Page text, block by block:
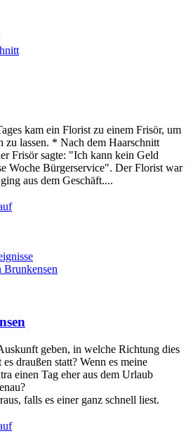
kam ein Florist zu einem Frisör, um
zu lassen. * Nach dem Haarschnitt
Frisör sagte: "Ich kann kein Geld
Woche Bürgerservice". Der Florist war
aus dem Geschäft....
geben, in welche Richtung dies
draußen statt? Wenn es meine
einen Tag eher aus dem Urlaub
falls es einer ganz schnell liest.